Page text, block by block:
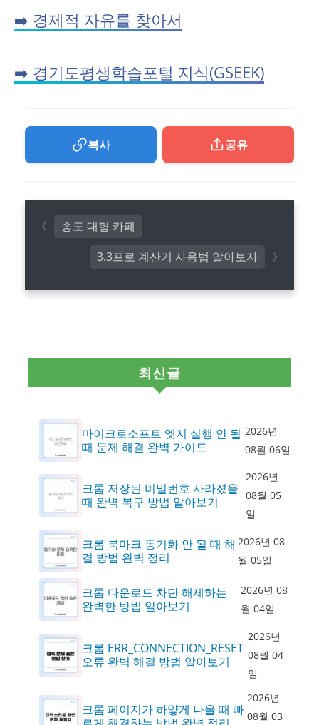
➡️ 경제적 자유를 찾아서
➡️ 경기도평생학습포털 지식(GSEEK)
복사 공유
3.3프로 계산기 사용법 알아보자
송도 대형 카페
최신글
마이크로소프트 엣지 실행 안 될
때 문제 해결 완벽 가이드
2026년
08월 06일
크롬 저장된 비밀번호 사라졌을
때 완벽 복구 방법 알아보기
2026년
08월 05
일
크롬 북마크 동기화 안 될 때 해
결 방법 완벽 정리
2026년 08
월 05일
크롬 다운로드 차단 해제하는
완벽한 방법 알아보기
2026년 08
월 04일
크롬 ERR_CONNECTION_RESET
오류 완벽 해결 방법 알아보기
2026년
08월 04
일
크롬 페이지가 하얗게 나올 때 빠
2026년
08월 03